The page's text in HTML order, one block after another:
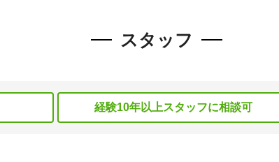
スタッフ
経験10年以上スタッフに相談可